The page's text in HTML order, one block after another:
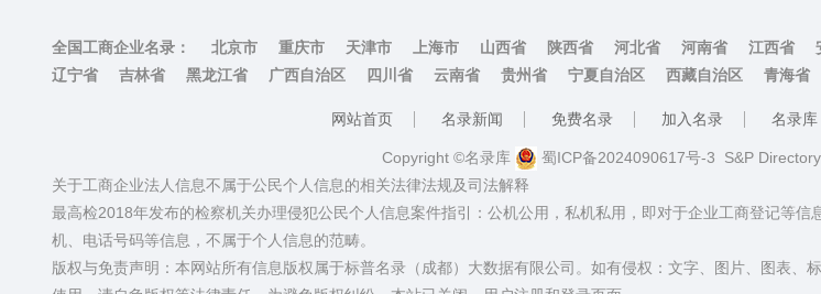
全国工商企业名录： 北京市 重庆市 天津市 上海市 山西省 陕西省 河北省 河南省 江西省
辽宁省
吉林省 黑龙江省 广西自治区 四川省 云南省 贵州省 宁夏自治区 西藏自治区 青海省
网站首页 名录新闻 免费名录 加入名录 名录库
Copyright ©名录库 蜀ICP备2024090617号-3 S&P
关于工商企业法人信息不属于公民个人信息的相关法律法规及司法解释
最高检2018年发布的检察机关办理侵犯公民个人信息案件指引：公机公用，私机私用，即对于企业工商登记等
机、电话号码等信息，不属于个人信息的范畴。
版权与免责声明：本网站所有信息版权属于标普名录（成都）大数据有限公司。如有侵权：文字、图片、图表